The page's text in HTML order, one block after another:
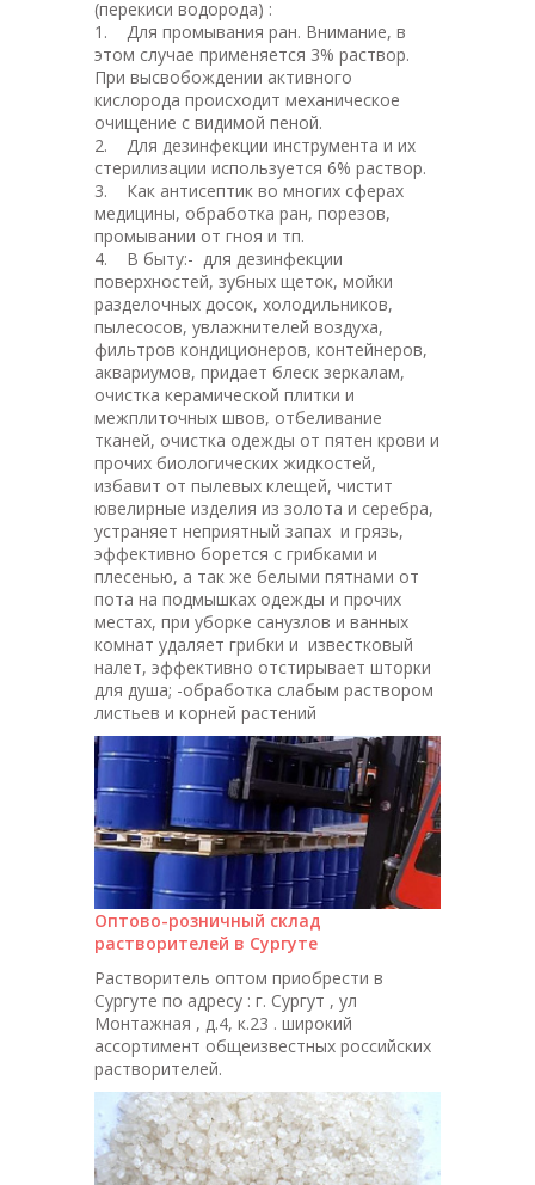
(перекиси водорода) :
1. Для промывания ран. Внимание, в
этом случае применяется 3% раствор.
При высвобождении активного
кислорода происходит механическое
очищение с видимой пеной.
2. Для дезинфекции инструмента и их
стерилизации используется 6% раствор.
3. Как антисептик во многих сферах
медицины, обработка ран, порезов,
промывании от гноя и тп.
4. В быту:- для дезинфекции
поверхностей, зубных щеток, мойки
разделочных досок, холодильников,
пылесосов, увлажнителей воздуха,
фильтров кондиционеров, контейнеров,
аквариумов, придает блеск зеркалам,
очистка керамической плитки и
межплиточных швов, отбеливание
тканей, очистка одежды от пятен крови и
прочих биологических жидкостей,
избавит от пылевых клещей, чистит
ювелирные изделия из золота и серебра,
устраняет неприятный запах и грязь,
эффективно борется с грибками и
плесенью, а так же белыми пятнами от
пота на подмышках одежды и прочих
местах, при уборке санузлов и ванных
комнат удаляет грибки и известковый
налет, эффективно отстирывает шторки
для душа; -обработка слабым раствором
листьев и корней растений
Оптово-розничный склад
растворителей в Сургуте
Растворитель оптом приобрести в
Сургуте по адресу : г. Сургут , ул
Монтажная , д.4, к.23 . широкий
ассортимент общеизвестных российских
растворителей.